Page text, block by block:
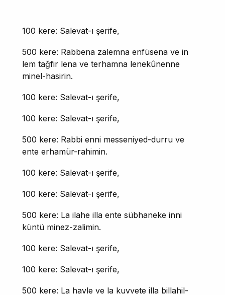
100 kere: Salevat-ı şerife,
500 kere: Rabbena zalemna enfüsena ve in
lem tağfir lena ve terhamna lenekûnenne
minel-hasirin.
100 kere: Salevat-ı şerife,
100 kere: Salevat-ı şerife,
500 kere: Rabbi enni messeniyed-durru ve
ente erhamür-rahimin.
100 kere: Salevat-ı şerife,
100 kere: Salevat-ı şerife,
500 kere: La ilahe illa ente sübhaneke inni
küntü minez-zalimin.
100 kere: Salevat-ı şerife,
100 kere: Salevat-ı şerife,
500 kere: La havle ve la kuvvete illa billahil-